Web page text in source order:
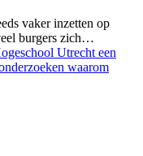
vaker inzetten op
burgers zich…